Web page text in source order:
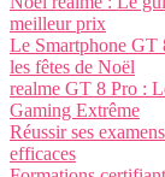
meilleur prix
Le Smartphone GT
les fêtes de Noël
realme GT 8 Pro :
Gaming Extrême
Réussir ses
efficaces